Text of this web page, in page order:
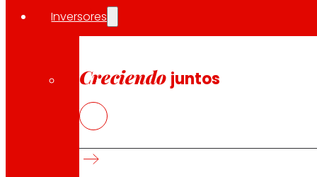
Inversores
Creciendo juntos